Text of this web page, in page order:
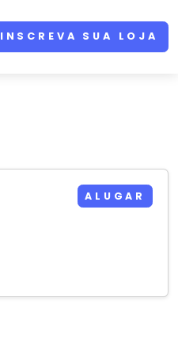
INSCREVA SUA LOJA
ALUGAR